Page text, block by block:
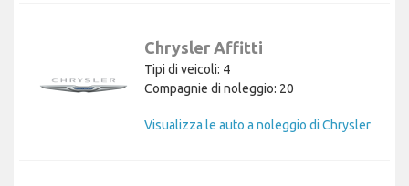
Chrysler Affitti
Tipi di veicoli: 4
Compagnie di noleggio: 20
Visualizza le auto a noleggio di Chrysler